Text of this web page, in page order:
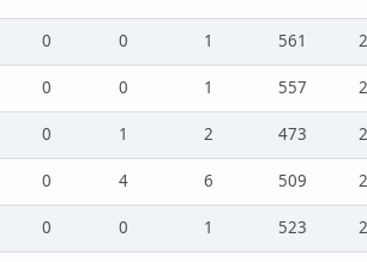
0 0 1 561
0 0 1 557
0 1 2 473
0 4 6 509
0 0 1 523